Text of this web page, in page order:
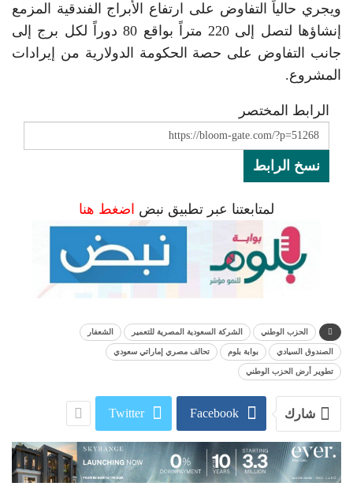
ويجري حالياً التفاوض على ارتفاع الأبراج الفندقية المزمع
إنشاؤها لتصل إلى 220 متراً بواقع 80 دوراً لكل برج إلى
جانب التفاوض على حصة الحكومة الدولارية من إيرادات
المشروع.
الرابط المختصر
نسخ الرابط
لمتابعتنا عبر تطبيق نبض اضغط هنا
الحزب الوطني الشركة السعودية المصرية للتعمير الشعفار
الصندوق السيادي بوابة بلوم تحالف مصري إماراتي سعودي
تطوير أرض الحزب الوطني
شارك Facebook
Twitter